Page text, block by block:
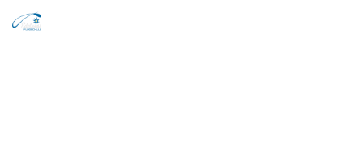
Zum Inhalt springen